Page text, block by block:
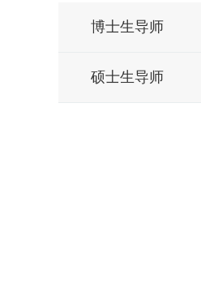
博士生导师
硕士生导师